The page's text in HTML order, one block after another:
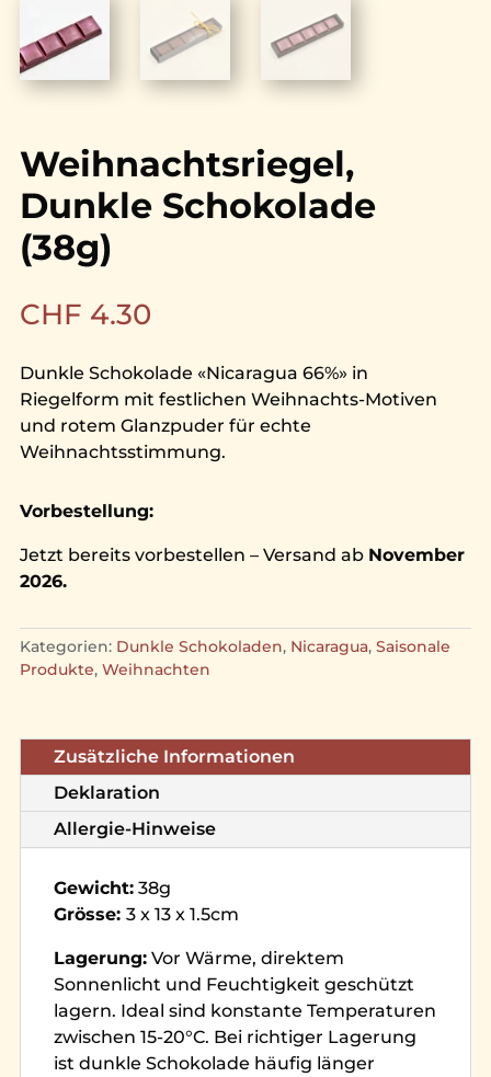
Weihnachtsriegel,
Dunkle Schokolade
(38g)
CHF 4.30
Dunkle Schokolade «Nicaragua 66%» in
Riegelform mit festlichen Weihnachts-Motiven
und rotem Glanzpuder für echte
Weihnachtsstimmung.
Vorbestellung:
Jetzt bereits vorbestellen – Versand ab November
2026.
Kategorien: Dunkle Schokoladen, Nicaragua, Saisonale
Produkte, Weihnachten
Zusätzliche Informationen
Deklaration
Allergie-Hinweise
Gewicht:38g
Grösse: 3 x 13 x 1.5cm
Lagerung:Vor Wärme, direktem
Sonnenlicht und Feuchtigkeit geschützt
lagern. Ideal sind konstante Temperaturen
zwischen 15-20°C. Bei richtiger Lagerung
ist dunkle Schokolade häufig länger